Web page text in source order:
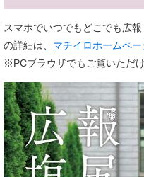
スマホでいつでもどこでも広
の詳細は、 マチイロホームペー
※PCブラウザでもご覧いただけ